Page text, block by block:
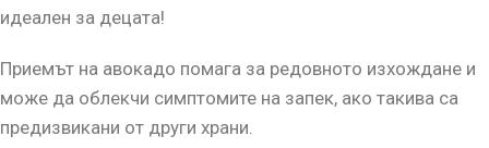
идеален за децата!
Приемът на авокадо помага за редовното изхождане и
може да облекчи симптомите на запек, ако такива са
предизвикани от други храни.